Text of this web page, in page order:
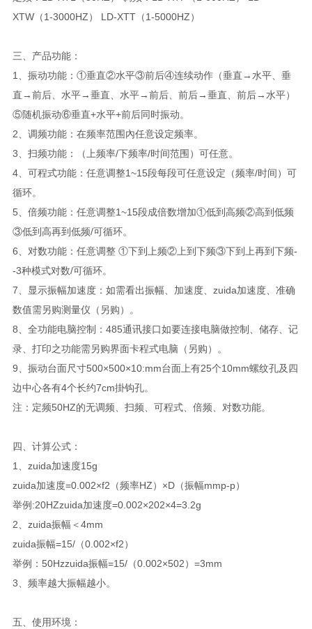
XTW（1-3000HZ） LD-XTT（1-5000HZ）
三、产品功能：
1、振动功能：①垂直②水平③前后④连续动作（垂直→水平、垂
直→前后、水平→垂直、水平→前后、前后→垂直、前后→水平）
⑤随机振动⑥垂直+水平+前后同时振动。
2、调频功能：在频率范围內任意设定频率。
3、扫频功能：（上频率/下频率/时间范围）可任意。
4、可程式功能：任意调整1~15段每段可任意设定（频率/时间）可
循环。
5、倍频功能：任意调整1~15段成倍数增加①低到高频②高到低频
③低到高再到低频/可循环。
6、对数功能：任意调整 ①下到上频②上到下频③下到上再到下频-
-3种模式对数/可循环。
7、显示振幅加速度：如需看出振幅、加速度、zuida加速度、准确
数值需另购测量仪（另购）。
8、全功能电脑控制：485通讯接口如要连接电脑做控制、储存、记
录、打印之功能需另购界面卡程式电脑（另购）。
9、振动台面尺寸500×500×10:mm台面上有25个10mm螺纹孔及四
边中心各有4个长约7cm掛钩孔。
注：定频50HZ的无调频、扫频、可程式、倍频、对数功能。
四、计算公式：
1、zuida加速度15g
zuida加速度=0.002×f2（频率HZ）×D（振幅mmp-p）
举例:20HZzuida加速度=0.002×202×4=3.2g
2、zuida振幅＜4mm
zuida振幅=15/（0.002×f2）
举例：50Hzzuida振幅=15/（0.002×502）=3mm
3、频率越大振幅越小。
五、使用环境：